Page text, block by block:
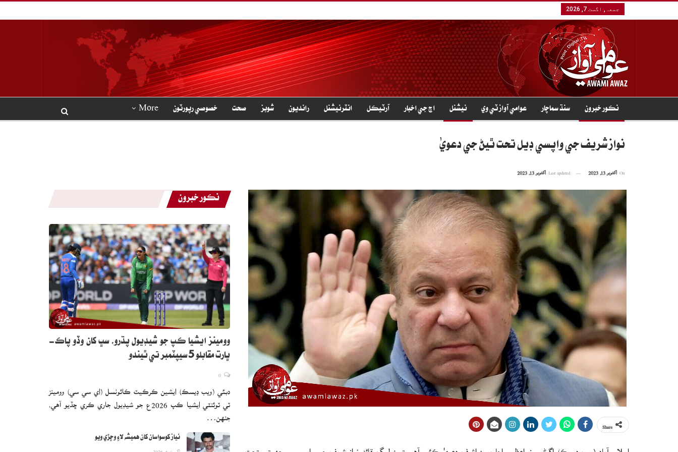
جمعہ, اگست 7, 2026
نڪور خبرون سنڌ سماچار عوامي آواز ٽي وي نيشنل اڄ جي اخبار آرٽيڪل انٽرنيشنل رانديون شوبز صحت خصوصي رپورٽون More
نواز شريف جي واپسي ڊيل تحت ٿيڻ جي دعويٰ
اکتوبر 13, 2023 اکتوبر 13, 2023
اسلام آباد (ويب ڊيسڪ) اڳوڻي وزيراعظم راجا پرويز اشرف دعويٰ ڪئي آهي ته ن ليگ قائد نواز شريف جي واپسي سمجهوتي تحت
نڪور خبرون
وومينز ايشيا ڪپ جو شيڊيول پڌرو، سڀ کان وڏو پاڪ-
ڀارت مقابلو 5 سيپٽمبر تي ٿيندو
دبئي (ويب ڊيسڪ) ايشين ڪرڪيٽ ڪائونسل (اي سي سي) وومينز
ٽي ٽوئنٽي ايشيا ڪپ 2026ع جو شيڊيول جاري ڪري ڇڏيو آهي،
نياز کوسواسان کان هميشه لاءِ وڇڙي ويو
اگست 6, 2026